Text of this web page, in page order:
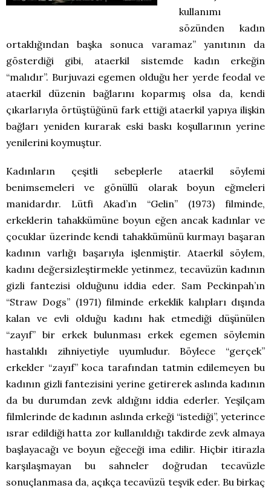
kullanımı
sözünden kadın
ortaklığından başka sonuca varamaz” yanıtının da
gösterdiği gibi, ataerkil sistemde kadın erkeğin
“malıdır”. Burjuvazi egemen olduğu her yerde feodal ve
ataerkil düzenin bağlarını koparmış olsa da, kendi
çıkarlarıyla örtüştüğünü fark ettiği ataerkil yapıya ilişkin
bağları yeniden kurarak eski baskı koşullarının yerine
yenilerini koymuştur.
Kadınların çeşitli sebeplerle ataerkil söylemi
benimsemeleri ve gönüllü olarak boyun eğmeleri
manidardır. Lütfi Akad’ın “Gelin” (1973) filminde,
erkeklerin tahakkümüne boyun eğen ancak kadınlar ve
çocuklar üzerinde kendi tahakkümünü kurmayı başaran
kadının varlığı başarıyla işlenmiştir. Ataerkil söylem,
kadını değersizleştirmekle yetinmez, tecavüzün kadının
gizli fantezisi olduğunu iddia eder. Sam Peckinpah’ın
“Straw Dogs” (1971) filminde erkeklik kalıpları dışında
kalan ve evli olduğu kadını hak etmediği düşünülen
“zayıf” bir erkek bulunması erkek egemen söylemin
hastalıklı zihniyetiyle uyumludur. Böylece “gerçek”
erkekler “zayıf” koca tarafından tatmin edilemeyen bu
kadının gizli fantezisini yerine getirerek aslında kadının
da bu durumdan zevk aldığını iddia ederler. Yeşilçam
filmlerinde de kadının aslında erkeği “istediği”, yeterince
ısrar edildiği hatta zor kullanıldığı takdirde zevk almaya
başlayacağı ve boyun eğeceği ima edilir. Hiçbir itirazla
karşılaşmayan bu sahneler doğrudan tecavüzle
sonuçlanmasa da, açıkça tecavüzü teşvik eder. Bu birkaç